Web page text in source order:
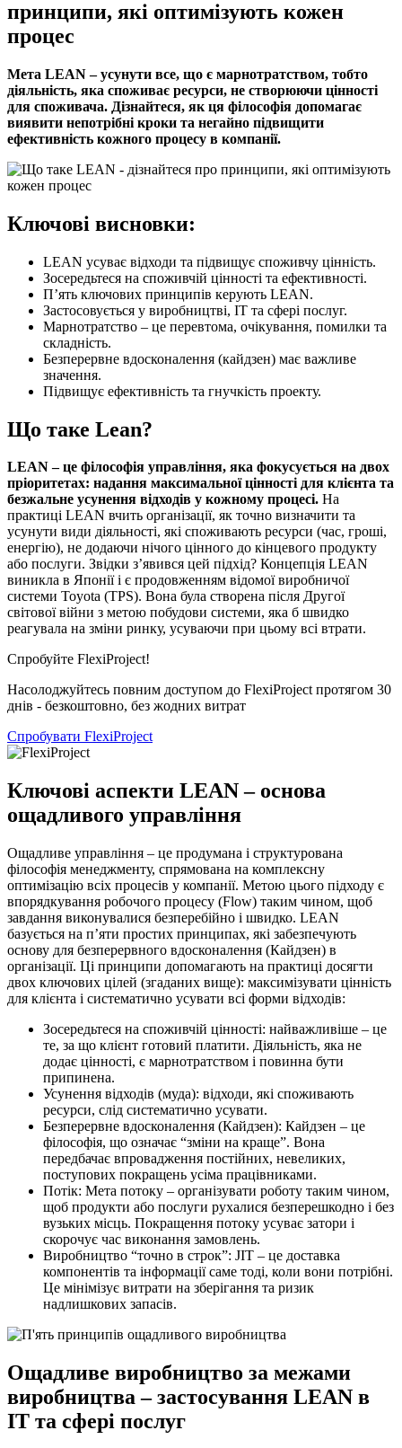
принципи, які оптимізують кожен
процес
Мета LEAN – усунути все, що є марнотратством, тобто
діяльність, яка споживає ресурси, не створюючи цінності
для споживача. Дізнайтеся, як ця філософія допомагає
виявити непотрібні кроки та негайно підвищити
ефективність кожного процесу в компанії.
Ключові висновки:
LEAN усуває відходи та підвищує споживчу цінність.
Зосередьтеся на споживчій цінності та ефективності.
П’ять ключових принципів керують LEAN.
Застосовується у виробництві, ІТ та сфері послуг.
Марнотратство – це перевтома, очікування, помилки та
складність.
Безперервне вдосконалення (кайдзен) має важливе
значення.
Підвищує ефективність та гнучкість проекту.
Що таке Lean?
LEAN – це філософія управління, яка фокусується на двох
пріоритетах: надання максимальної цінності для клієнта та
безжальне усунення відходів у кожному процесі. На
практиці LEAN вчить організації, як точно визначити та
усунути види діяльності, які споживають ресурси (час, гроші,
енергію), не додаючи нічого цінного до кінцевого продукту
або послуги. Звідки з’явився цей підхід? Концепція LEAN
виникла в Японії і є продовженням відомої виробничої
системи Toyota (TPS). Вона була створена після Другої
світової війни з метою побудови системи, яка б швидко
реагувала на зміни ринку, усуваючи при цьому всі втрати.
Спробуйте FlexiProject!
Насолоджуйтесь повним доступом до FlexiProject протягом 30
днів - безкоштовно, без жодних витрат
Спробувати FlexiProject
Ключові аспекти LEAN – основа
ощадливого управління
Ощадливе управління – це продумана і структурована
філософія менеджменту, спрямована на комплексну
оптимізацію всіх процесів у компанії. Метою цього підходу є
впорядкування робочого процесу (Flow) таким чином, щоб
завдання виконувалися безперебійно і швидко. LEAN
базується на п’яти простих принципах, які забезпечують
основу для безперервного вдосконалення (Кайдзен) в
організації. Ці принципи допомагають на практиці досягти
двох ключових цілей (згаданих вище): максимізувати цінність
для клієнта і систематично усувати всі форми відходів:
Зосередьтеся на споживчій цінності: найважливіше – це
те, за що клієнт готовий платити. Діяльність, яка не
додає цінності, є марнотратством і повинна бути
припинена.
Усунення відходів (муда): відходи, які споживають
ресурси, слід систематично усувати.
Безперервне вдосконалення (Кайдзен): Кайдзен – це
філософія, що означає “зміни на краще”. Вона
передбачає впровадження постійних, невеликих,
поступових покращень усіма працівниками.
Потік: Мета потоку – організувати роботу таким чином,
щоб продукти або послуги рухалися безперешкодно і без
вузьких місць. Покращення потоку усуває затори і
скорочує час виконання замовлень.
Виробництво “точно в строк”: JIT – це доставка
компонентів та інформації саме тоді, коли вони потрібні.
Це мінімізує витрати на зберігання та ризик
надлишкових запасів.
Ощадливе виробництво за межами
виробництва – застосування LEAN в
ІТ та сфері послуг